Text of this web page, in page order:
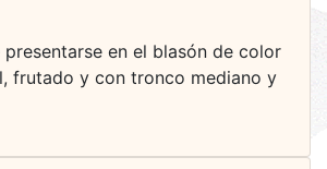
presentarse en el blasón de color
frutado y con tronco mediano y